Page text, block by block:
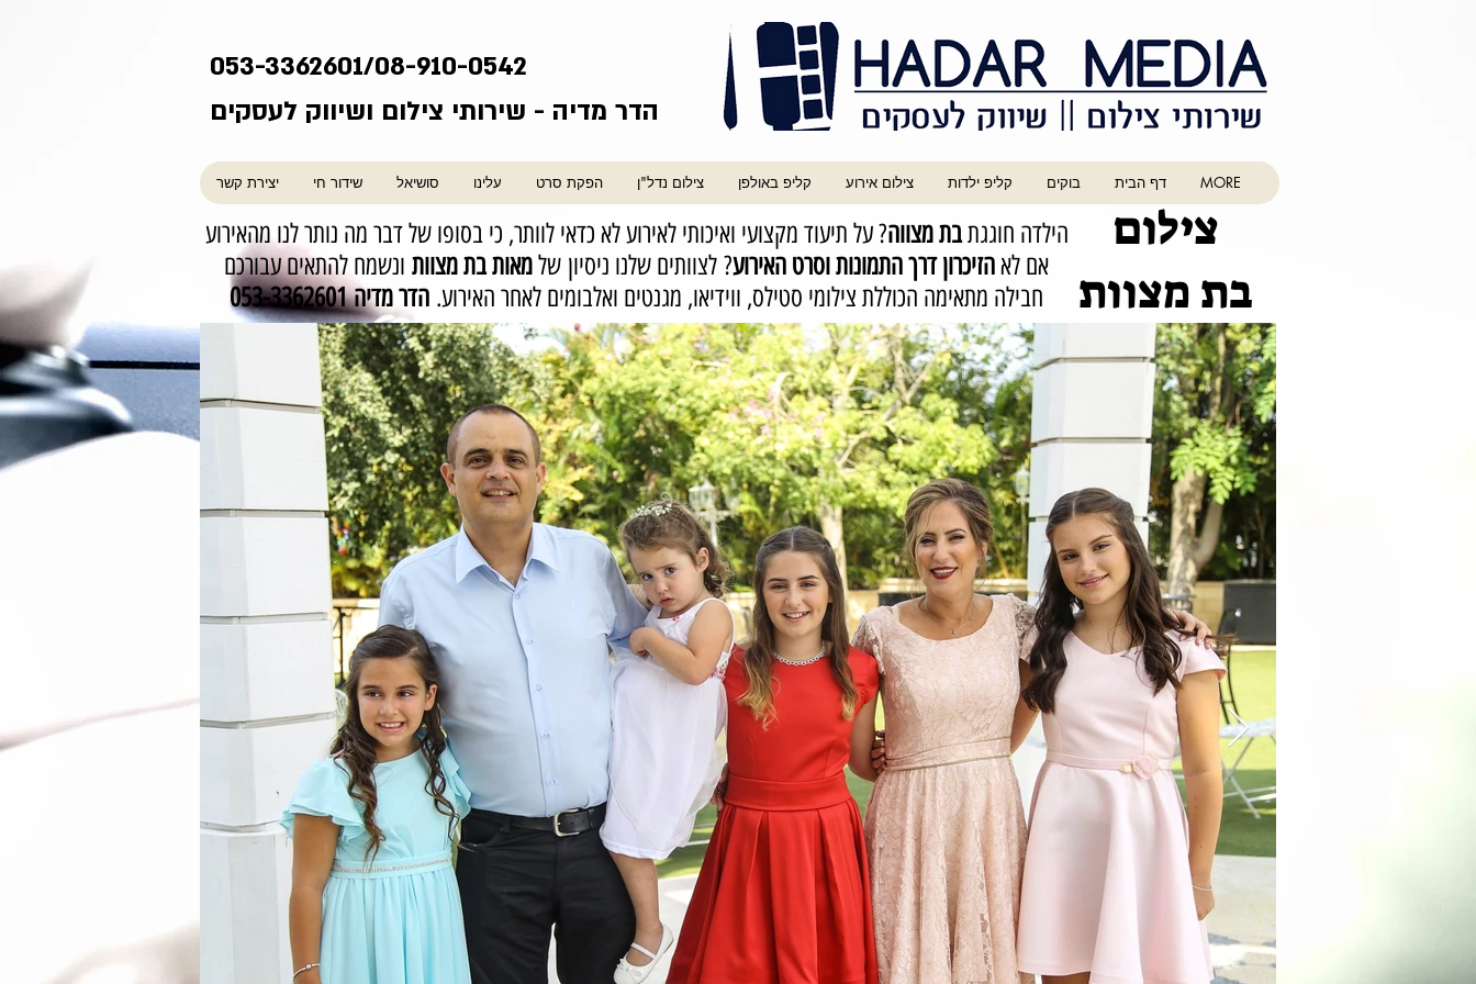
053-3362601/08-910-0542
הדר מדיה - שירותי צילום ושיווק לעסקים
יצירת קשר שידור חי סושיאל עלינו הפקת סרט צילום נדל"ן קליפ באולפן צילום אירוע קליפ ילדות בוקים דף הבית MORE
צילום
בת מצוות
הילדה חוגגתבת מצווה? על תיעוד מקצועי ואיכותי לאירוע לא כדאי לוותר, כי בסופו של דבר מה נותר לנו מהאירוע
אם לאהזיכרון דרך התמונות וסרט האירוע? לצוותים שלנו ניסיון שלמאות בת מצוות ונשמח להתאים עבורכם
חבילה מתאימה הכוללת צילומי סטילס, ווידיאו, מגנטים ואלבומים לאחר האירוע. הדר מדיה 053-3362601